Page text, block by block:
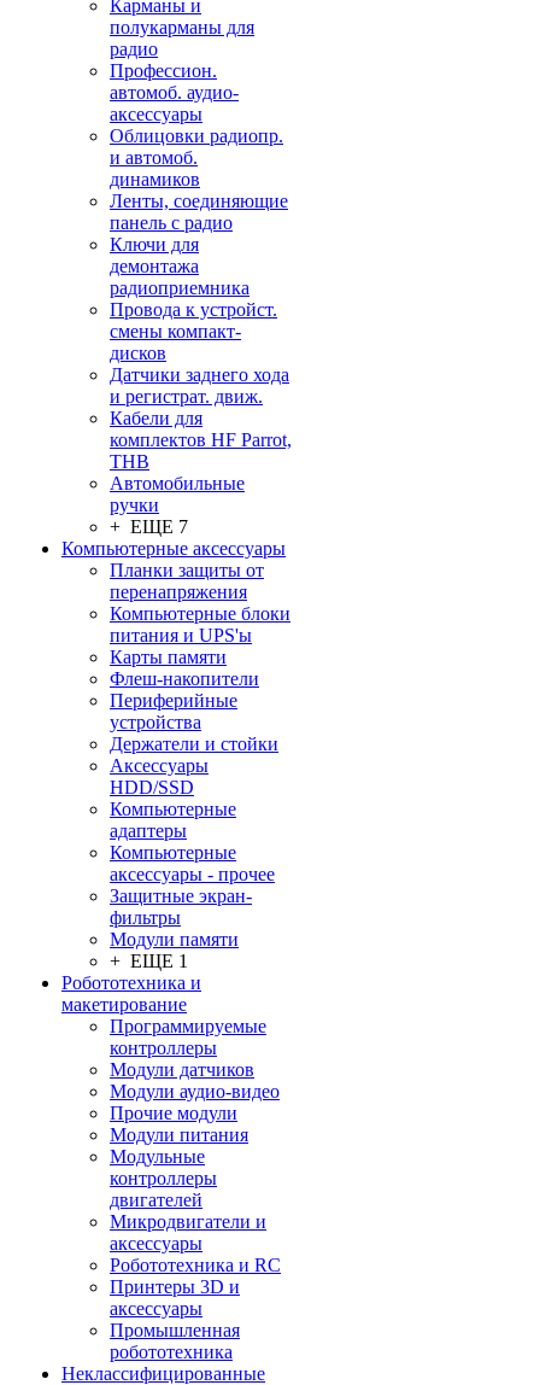
Карманы и
полукарманы для
радио
Профессион.
автомоб. аудио-
аксессуары
Облицовки радиопр.
и автомоб.
динамиков
Ленты, соединяющие
панель с радио
Ключи для
демонтажа
радиоприемника
Провода к устройст.
смены компакт-
дисков
Датчики заднего хода
и регистрат. движ.
Кабели для
комплектов HF Parrot,
THB
Автомобильные
ручки
+ ЕЩЕ 7
Компьютерные аксессуары
Планки защиты от
перенапряжения
Компьютерные блоки
питания и UPS'ы
Карты памяти
Флеш-накопители
Периферийные
устройства
Держатели и стойки
Аксессуары
HDD/SSD
Компьютерные
адаптеры
Компьютерные
аксессуары - прочее
Защитные экран-
фильтры
Модули памяти
+ ЕЩЕ 1
Робототехника и
макетирование
Программируемые
контроллеры
Модули датчиков
Модули аудио-видео
Прочие модули
Модули питания
Модульные
контроллеры
двигателей
Микродвигатели и
аксессуары
Робототехника и RC
Принтеры 3D и
аксессуары
Промышленная
робототехника
Неклассифицированные